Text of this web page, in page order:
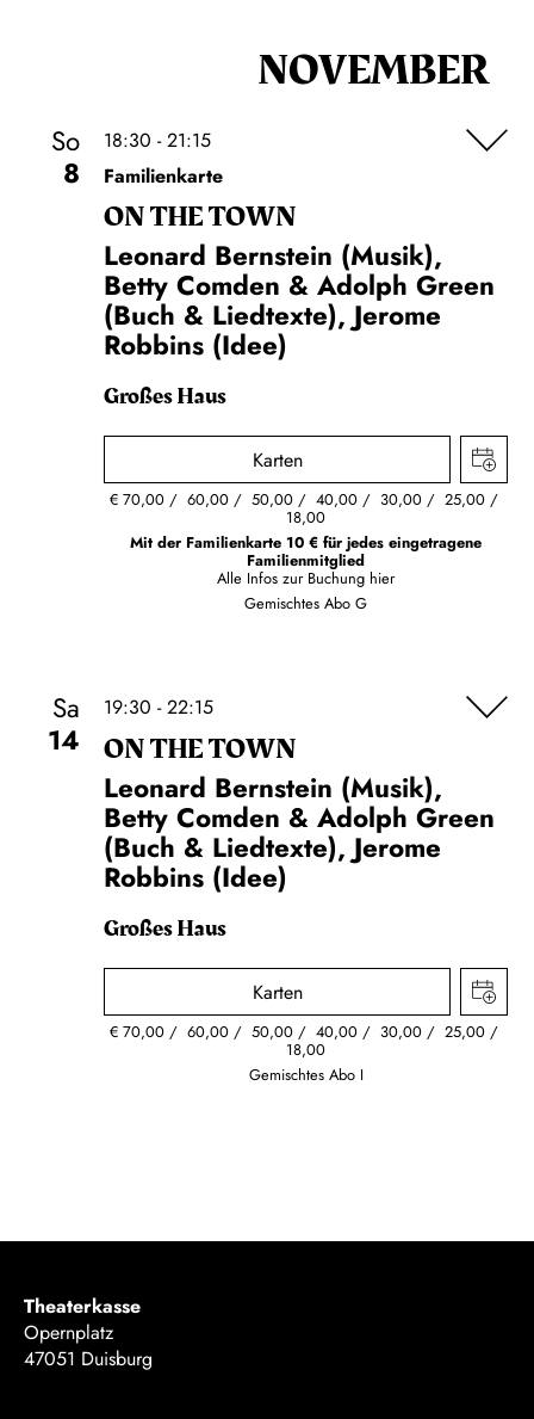
NOVEMBER
So
8
18:30 - 21:15
Familienkarte
ON THE TOWN
Leonard Bernstein (Musik),
Betty Comden & Adolph Green
(Buch & Liedtexte), Jerome
Robbins (Idee)
Großes Haus
Karten
€ 70,00 60,00 50,00 40,00 30,00 25,00
18,00
Mit der Familienkarte 10 € für jedes eingetragene
Familienmitglied
Alle Infos zur Buchung hier
Gemischtes Abo G
Sa
14
19:30 - 22:15
ON THE TOWN
Leonard Bernstein (Musik),
Betty Comden & Adolph Green
(Buch & Liedtexte), Jerome
Robbins (Idee)
Großes Haus
Karten
€ 70,00 60,00 50,00 40,00 30,00 25,00
18,00
Gemischtes Abo I
Theaterkasse
Opernplatz
47051 Duisburg